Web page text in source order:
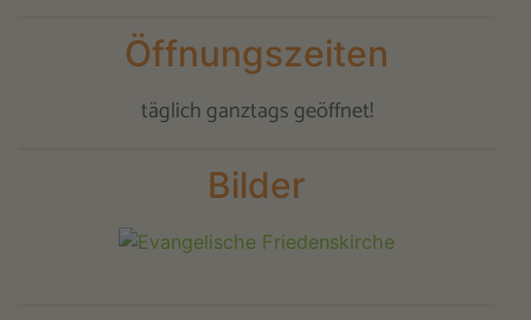
Öffnungszeiten
täglich ganztags geöffnet!
Bilder